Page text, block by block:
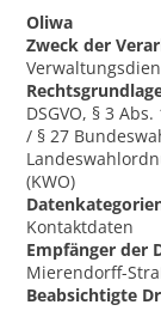
Oliwa
Zweck der
DSGVO, § 3
/ § 27
(KWO)
Kontaktdaten
Empfänger der
Mierendorff-
Beabsichtigte